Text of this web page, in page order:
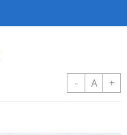
- A +